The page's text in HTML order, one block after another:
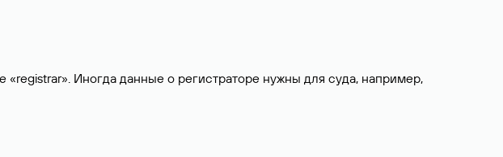
Иногда данные о регистраторе нужны для суда, например,